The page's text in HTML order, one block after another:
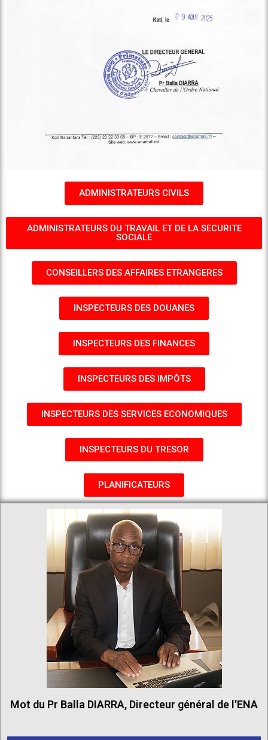
ADMINISTRATEURS CIVILS
ADMINISTRATEURS DU TRAVAIL ET DE LA SECURITE
SOCIALE
CONSEILLERS DES AFFAIRES ETRANGERES
INSPECTEURS DES DOUANES
INSPECTEURS DES FINANCES
INSPECTEURS DES IMPÔTS
INSPECTEURS DES SERVICES ECONOMIQUES
INSPECTEURS DU TRESOR
PLANIFICATEURS
Mot du Pr Balla DIARRA, Directeur général de l'ENA